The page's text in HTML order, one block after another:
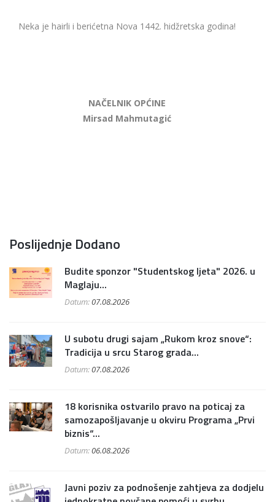
Neka je hairli i berićetna Nova 1442. hidžretska godina!
NAČELNIK OPĆINE
Mirsad Mahmutagić
Poslijednje Dodano
Budite sponzor "Studentskog ljeta" 2026. u
Maglaju...
Datum:07.08.2026
U subotu drugi sajam „Rukom kroz snove“:
Tradicija u srcu Starog grada...
Datum:07.08.2026
18 korisnika ostvarilo pravo na poticaj za
samozapošljavanje u okviru Programa „Prvi
biznis“...
Datum:06.08.2026
Javni poziv za podnošenje zahtjeva za dodjelu